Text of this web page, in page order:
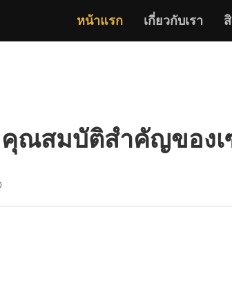
หน้าแรก เกี่ยวกับเรา
คุณสมบัติสําคัญของเ